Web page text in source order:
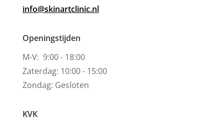
info@skinartclinic.nl
Openingstijden
M-V: 9:00 - 18:00
Zaterdag: 10:00 - 15:00
Zondag: Gesloten
KVK